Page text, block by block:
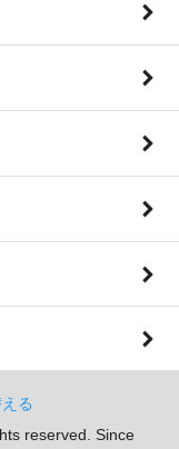
る
reserved. Since